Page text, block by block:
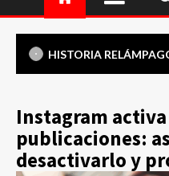
HISTORIA
Instagram
publicaciones:
desactivarlo y